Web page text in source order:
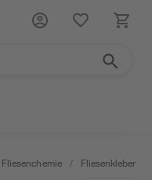
Fliesenchemie / Fliesenkleber